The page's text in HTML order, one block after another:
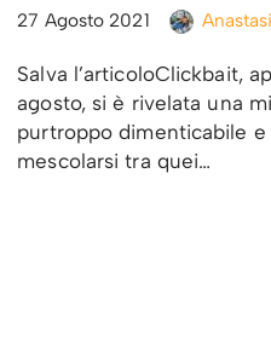
27 Agosto 2021
Salva l’articoloClickbait,
agosto, si è rivelata una
purtroppo dimenticabile
mescolarsi tra quei…